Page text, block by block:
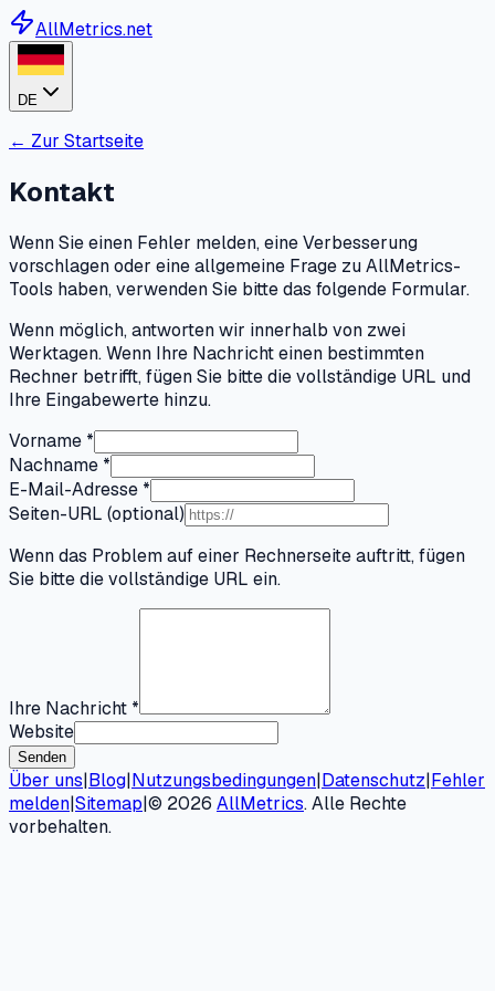
AllMetrics.net
DE
← Zur Startseite
Kontakt
Wenn Sie einen Fehler melden, eine Verbesserung
vorschlagen oder eine allgemeine Frage zu AllMetrics-
Tools haben, verwenden Sie bitte das folgende Formular.
Wenn möglich, antworten wir innerhalb von zwei
Werktagen. Wenn Ihre Nachricht einen bestimmten
Rechner betrifft, fügen Sie bitte die vollständige URL und
Ihre Eingabewerte hinzu.
Vorname *
Nachname *
E-Mail-Adresse *
Seiten-URL (optional)
Wenn das Problem auf einer Rechnerseite auftritt, fügen
Sie bitte die vollständige URL ein.
Ihre Nachricht *
Website
Senden
Über uns|Blog|Nutzungsbedingungen|Datenschutz|Fehler
melden|Sitemap|© 2026 AllMetrics.Alle Rechte
vorbehalten.